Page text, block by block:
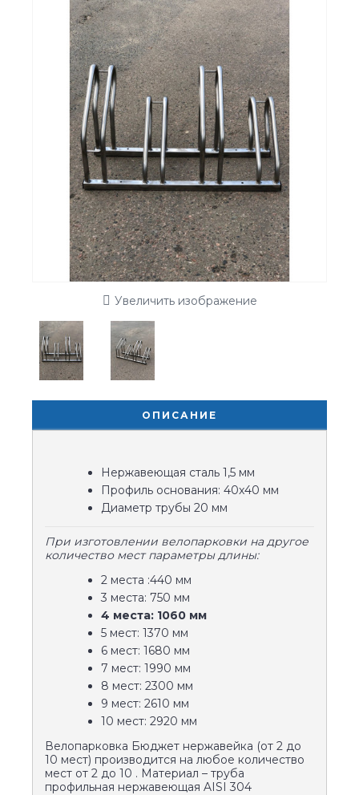
Увеличить изображение
ОПИСАНИЕ
Нержавеющая сталь 1,5 мм
Профиль основания: 40x40 мм
Диаметр трубы 20 мм
При изготовлении велопарковки на другое
количество мест параметры длины:
2 места :440 мм
3 места: 750 мм
4 места: 1060 мм
5 мест: 1370 мм
6 мест: 1680 мм
7 мест: 1990 мм
8 мест: 2300 мм
9 мест: 2610 мм
10 мест: 2920 мм
Велопарковка Бюджет нержавейка (от 2 до
10 мест) производится на любое количество
мест от 2 до 10 . Материал – труба
профильная нержавеющая AISI 304